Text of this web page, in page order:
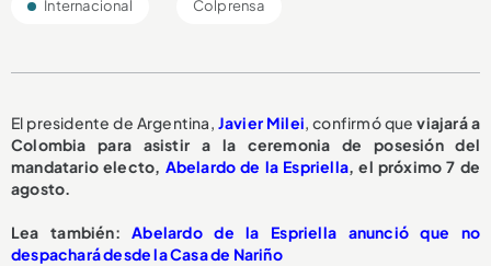
Internacional Colprensa
El presidente de Argentina, Javier Milei, confirmó queviajará a
Colombia para asistir a la ceremonia de posesión del
mandatario electo, Abelardo de la Espriella, el próximo 7 de
agosto.
Lea también:Abelardo de la Espriella anunció que no
despachará desde la Casa de Nariño